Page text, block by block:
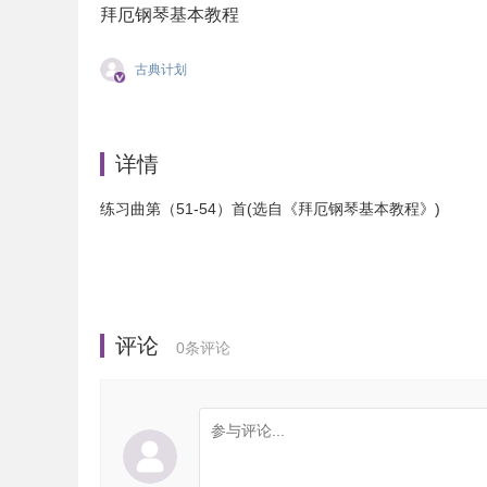
拜厄钢琴基本教程
古典计划
详情
练习曲第（51-54）首(选自《拜厄钢琴基本教程》)
评论 0条评论